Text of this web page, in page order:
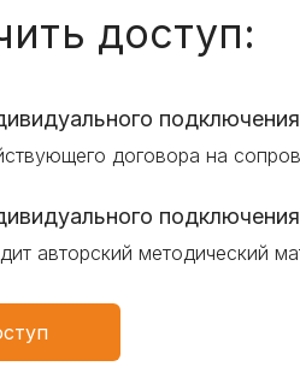
доступ:
договора на
авторский методический